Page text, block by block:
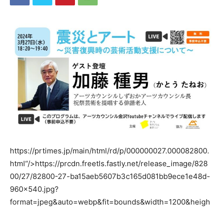
https://prtimes.jp/main/html/rd/p/000000027.000082800.
html“/>https://prcdn.freetls.fastly.net/release_image/828
00/27/82800-27-ba15aeb5607b3c165d081bb9ece1e48d-
960×540.jpg?
format=jpeg&auto=webp&fit=bounds&width=1200&heigh